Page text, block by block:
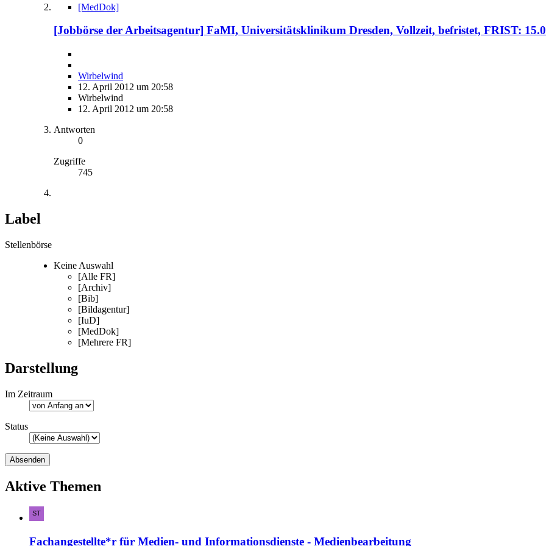
[MedDok]
[Jobbörse der Arbeitsagentur] FaMI, Universitätsklinikum Dresden, Vollzeit, befristet, FRIST:
Wirbelwind
12. April 2012 um 20:58
Wirbelwind
12. April 2012 um 20:58
Antworten
0
Zugriffe
745
Label
Stellenbörse
Keine Auswahl
[Alle FR]
[Archiv]
[Bib]
[Bildagentur]
[IuD]
[MedDok]
[Mehrere FR]
Darstellung
Im Zeitraum
Status
Aktive Themen
Fachangestellte*r für Medien- und Informationsdienste - Medienbearbeitung